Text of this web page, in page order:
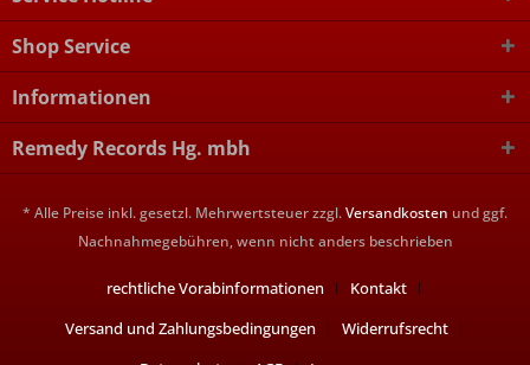
Shop Service
Informationen
Remedy Records Hg. mbh
* Alle Preise inkl. gesetzl. Mehrwertsteuer zzgl.Versandkosten und ggf.
Nachnahmegebühren, wenn nicht anders beschrieben
rechtliche Vorabinformationen
Kontakt
Versand und Zahlungsbedingungen
Widerrufsrecht